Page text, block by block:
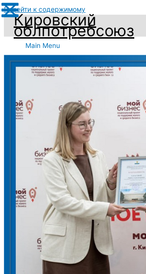
Перейти к содержимому
Кировский
облпотребсоюз
Main Menu